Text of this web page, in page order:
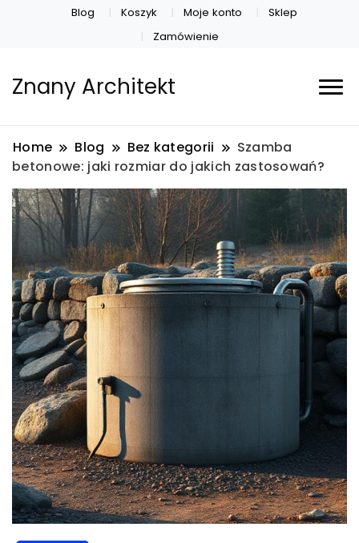
Blog Koszyk Moje konto
Sklep
Zamówienie
Znany Architekt
Home Blog Bez kategorii
Szamba
betonowe: jaki rozmiar do jakich zastosowań?